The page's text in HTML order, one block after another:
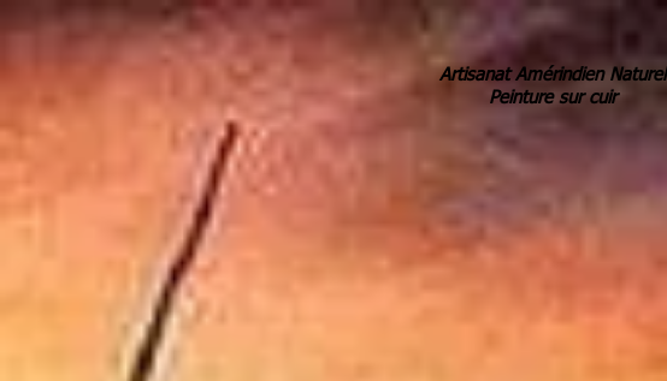
Artisanat Amérindien Naturel
Peinture sur cuir